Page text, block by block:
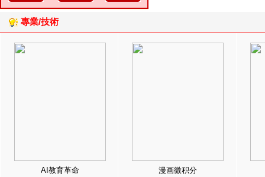
專業/技術
AI教育革命 漫画微积分